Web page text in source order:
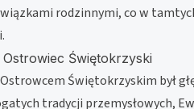
rodzinnymi, co w
Świętokrzyski
Świętokrzyskim był
tradycji przemysłowych,